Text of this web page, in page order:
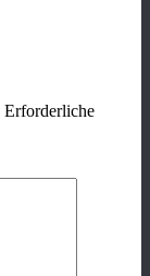
Erforderliche